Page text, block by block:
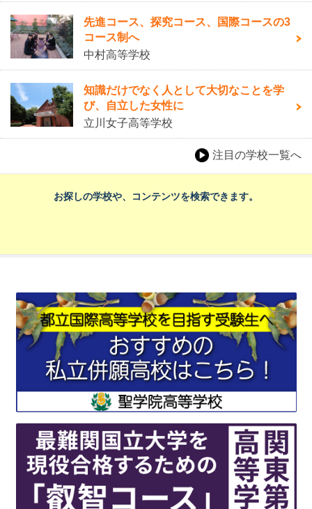
先進コース、探究コース、国際コースの3
コース制へ
中村高等学校
知識だけでなく人として大切なことを学
び、自立した女性に
立川女子高等学校
注目の学校一覧へ
お探しの学校や、コンテンツを検索できます。